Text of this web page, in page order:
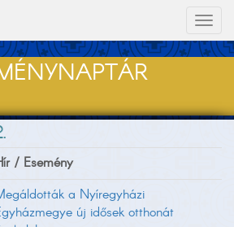
/ Esemény
a Nyíregyházi
új idősek otthonát